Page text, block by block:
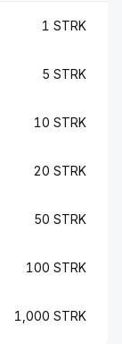
1 STRK
5 STRK
10 STRK
20 STRK
50 STRK
100 STRK
1,000 STRK